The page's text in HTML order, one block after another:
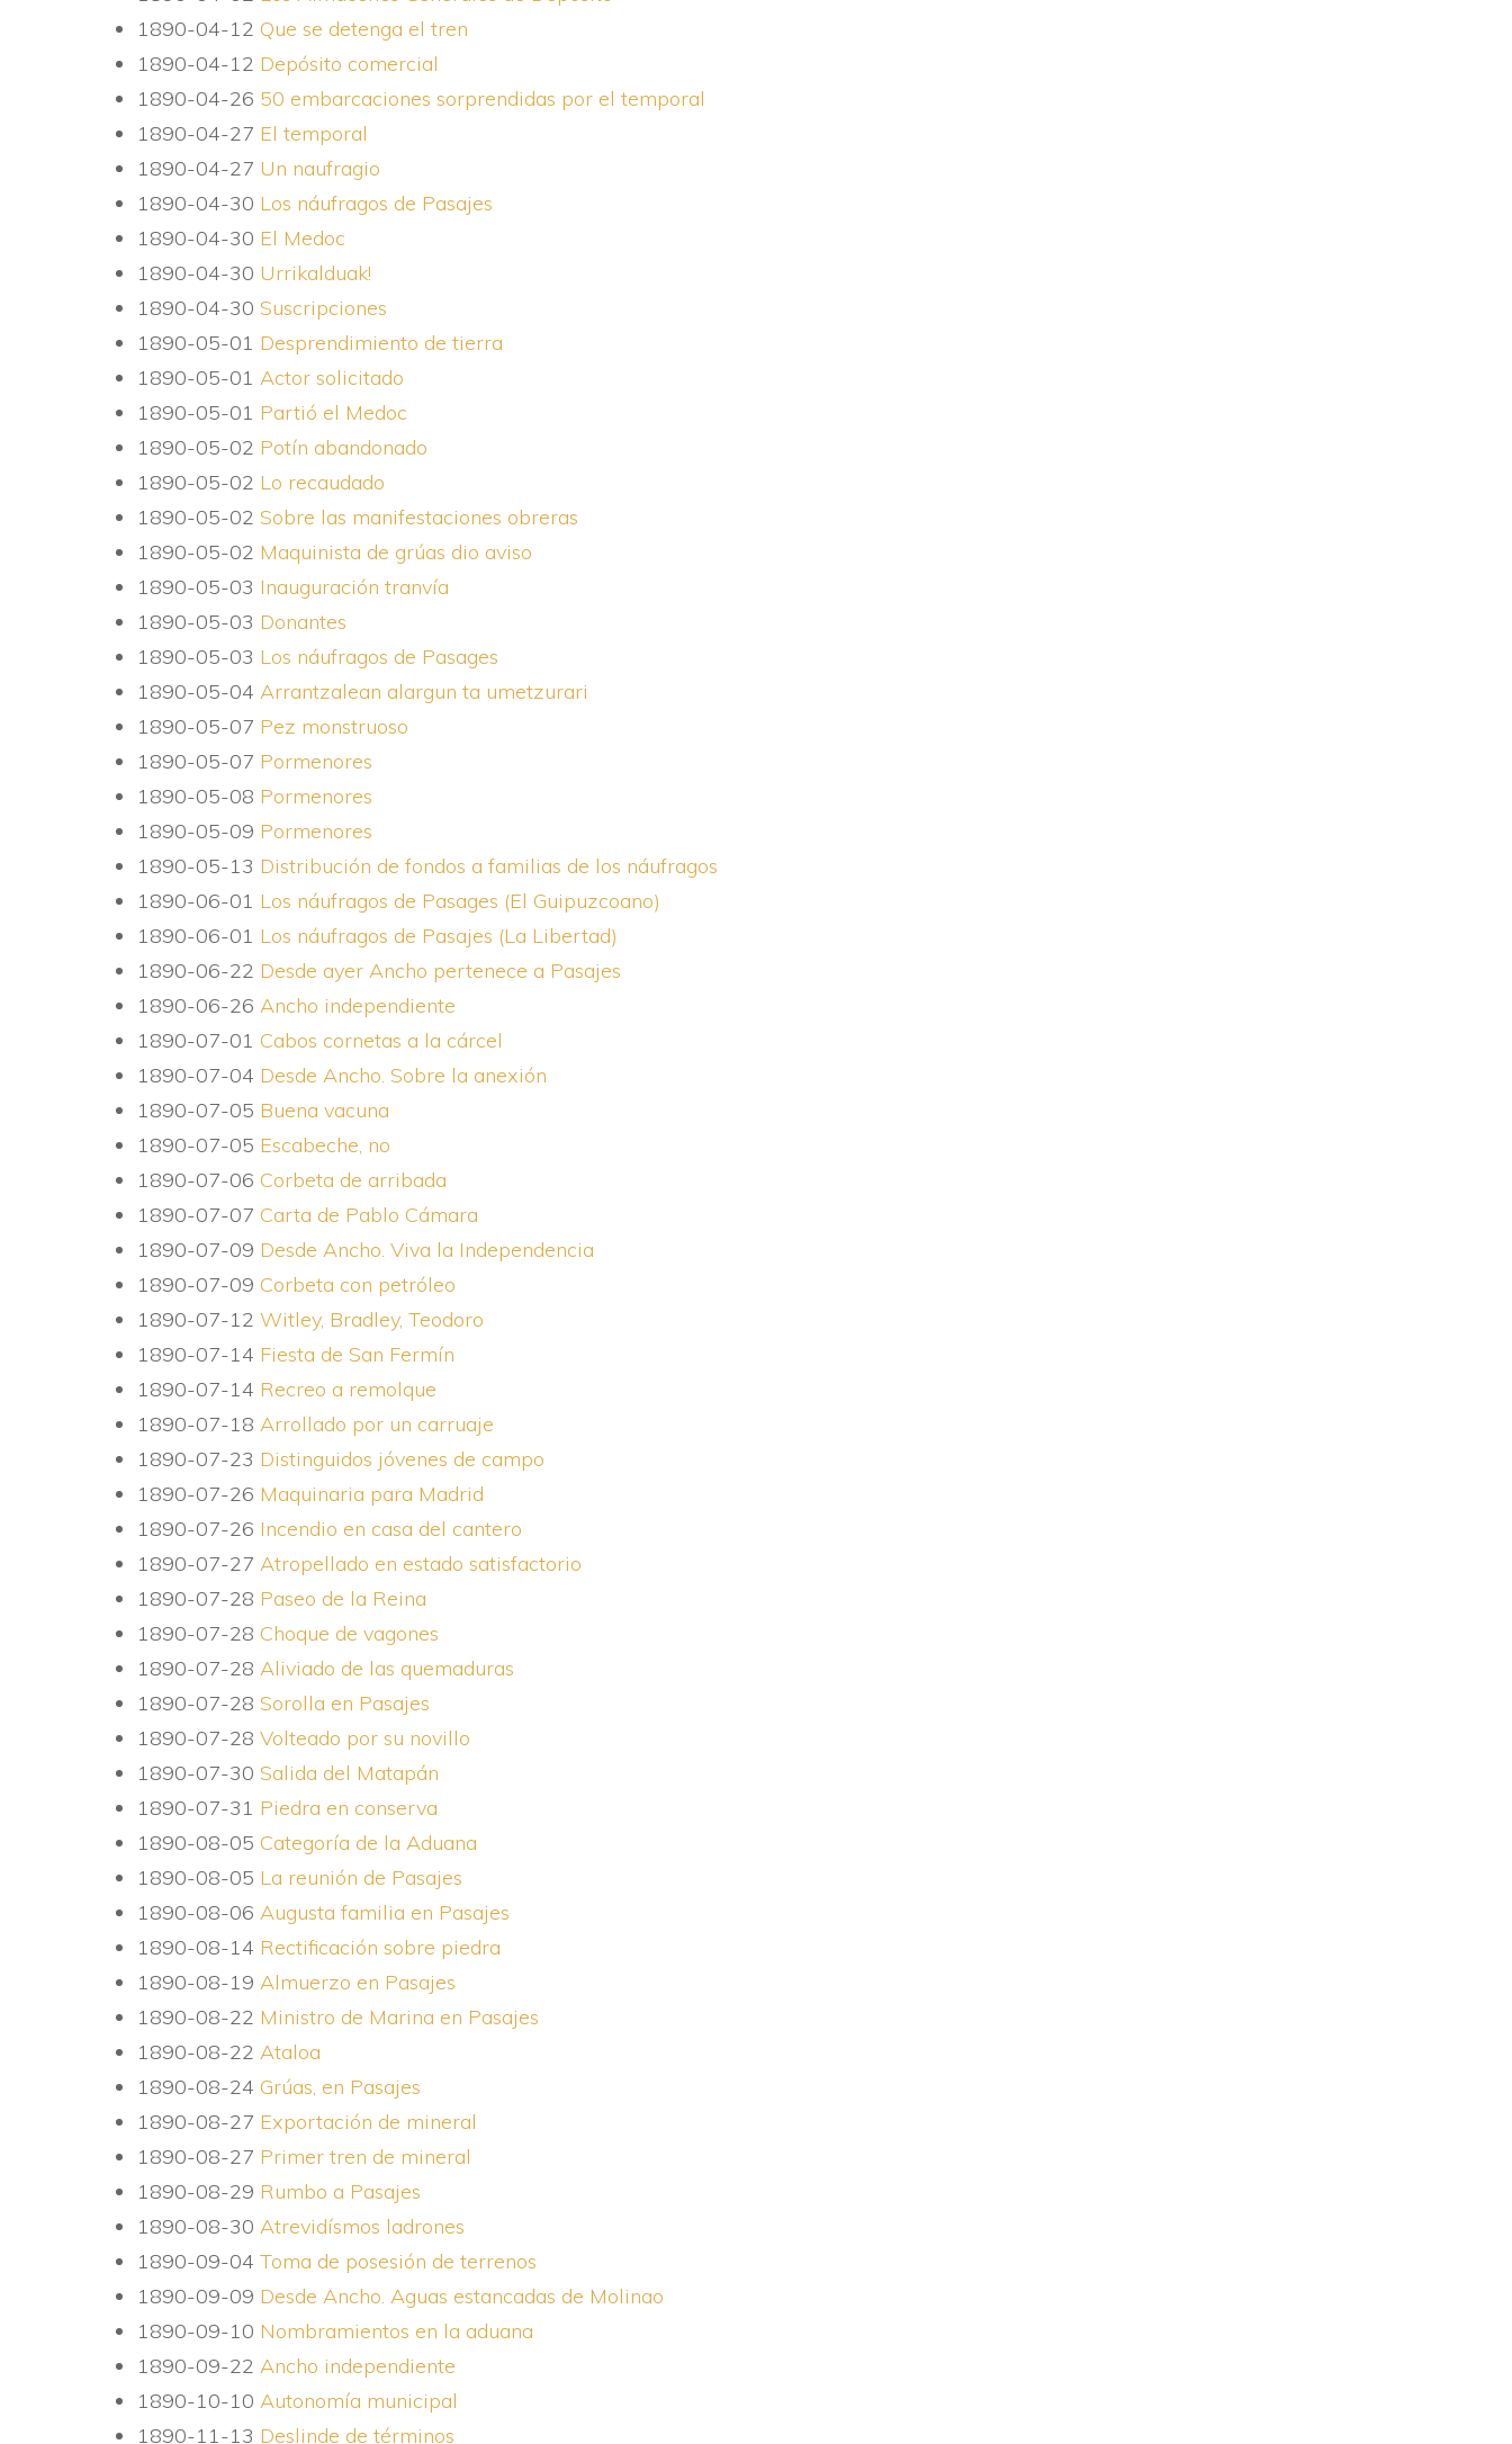
1890-04-12 Que se detenga el tren
1890-04-12 Depósito comercial
1890-04-26 50 embarcaciones sorprendidas por el temporal
1890-04-27 El temporal
1890-04-27 Un naufragio
1890-04-30 Los náufragos de Pasajes
1890-04-30 El Medoc
1890-04-30 Urrikalduak!
1890-04-30 Suscripciones
1890-05-01 Desprendimiento de tierra
1890-05-01 Actor solicitado
1890-05-01 Partió el Medoc
1890-05-02 Potí­n abandonado
1890-05-02 Lo recaudado
1890-05-02 Sobre las manifestaciones obreras
1890-05-02 Maquinista de grúas dio aviso
1890-05-03 Inauguración tranví­a
1890-05-03 Donantes
1890-05-03 Los náufragos de Pasages
1890-05-04 Arrantzalean alargun ta umetzurari
1890-05-07 Pez monstruoso
1890-05-07 Pormenores
1890-05-08 Pormenores
1890-05-09 Pormenores
1890-05-13 Distribución de fondos a familias de los náufragos
1890-06-01 Los náufragos de Pasages (El Guipuzcoano)
1890-06-01 Los náufragos de Pasajes (La Libertad)
1890-06-22 Desde ayer Ancho pertenece a Pasajes
1890-06-26 Ancho independiente
1890-07-01 Cabos cornetas a la cárcel
1890-07-04 Desde Ancho. Sobre la anexión
1890-07-05 Buena vacuna
1890-07-05 Escabeche, no
1890-07-06 Corbeta de arribada
1890-07-07 Carta de Pablo Cámara
1890-07-09 Desde Ancho. Viva la Independencia
1890-07-09 Corbeta con petróleo
1890-07-12 Witley, Bradley, Teodoro
1890-07-14 Fiesta de San Fermí­n
1890-07-14 Recreo a remolque
1890-07-18 Arrollado por un carruaje
1890-07-23 Distinguidos jóvenes de campo
1890-07-26 Maquinaria para Madrid
1890-07-26 Incendio en casa del cantero
1890-07-27 Atropellado en estado satisfactorio
1890-07-28 Paseo de la Reina
1890-07-28 Choque de vagones
1890-07-28 Aliviado de las quemaduras
1890-07-28 Sorolla en Pasajes
1890-07-28 Volteado por su novillo
1890-07-30 Salida del Matapán
1890-07-31 Piedra en conserva
1890-08-05 Categorí­a de la Aduana
1890-08-05 La reunión de Pasajes
1890-08-06 Augusta familia en Pasajes
1890-08-14 Rectificación sobre piedra
1890-08-19 Almuerzo en Pasajes
1890-08-22 Ministro de Marina en Pasajes
1890-08-22 Ataloa
1890-08-24 Grúas, en Pasajes
1890-08-27 Exportación de mineral
1890-08-27 Primer tren de mineral
1890-08-29 Rumbo a Pasajes
1890-08-30 Atrevidí­smos ladrones
1890-09-04 Toma de posesión de terrenos
1890-09-09 Desde Ancho. Aguas estancadas de Molinao
1890-09-10 Nombramientos en la aduana
1890-09-22 Ancho independiente
1890-10-10 Autonomí­a municipal
1890-11-13 Deslinde de términos